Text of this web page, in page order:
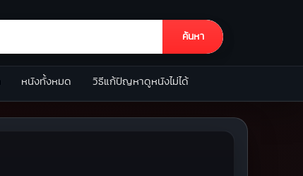
ค้นหา
หนังทั้งหมด วิธีแก้ปัญหาดูหนังไม่ได้